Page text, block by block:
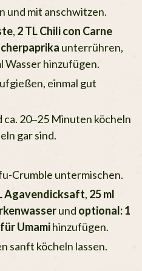
und mit anschwitzen.
, 2 TL Chili con Carne
unterrühren,
Wasser hinzufügen.
einmal gut
20–25 Minuten köcheln
gar sind.
Crumble untermischen.
Agavendicksaft, 25 ml
und optional: 1
Umamihinzufügen.
sanft köcheln lassen.